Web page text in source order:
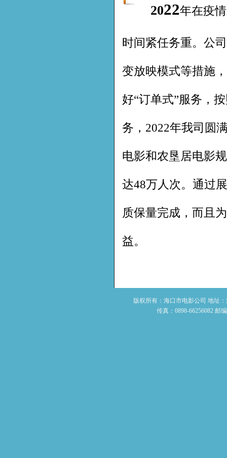
2022年在疫
时间紧任务重。公
变放映模式等措施
好“订单式”服务，
务，2022年我司圆
电影和农垦居电影
达48万人次。通过
质保量完成，而且
益。
版权所有：海口市电影公司 地址
传真：0898-66256082 邮